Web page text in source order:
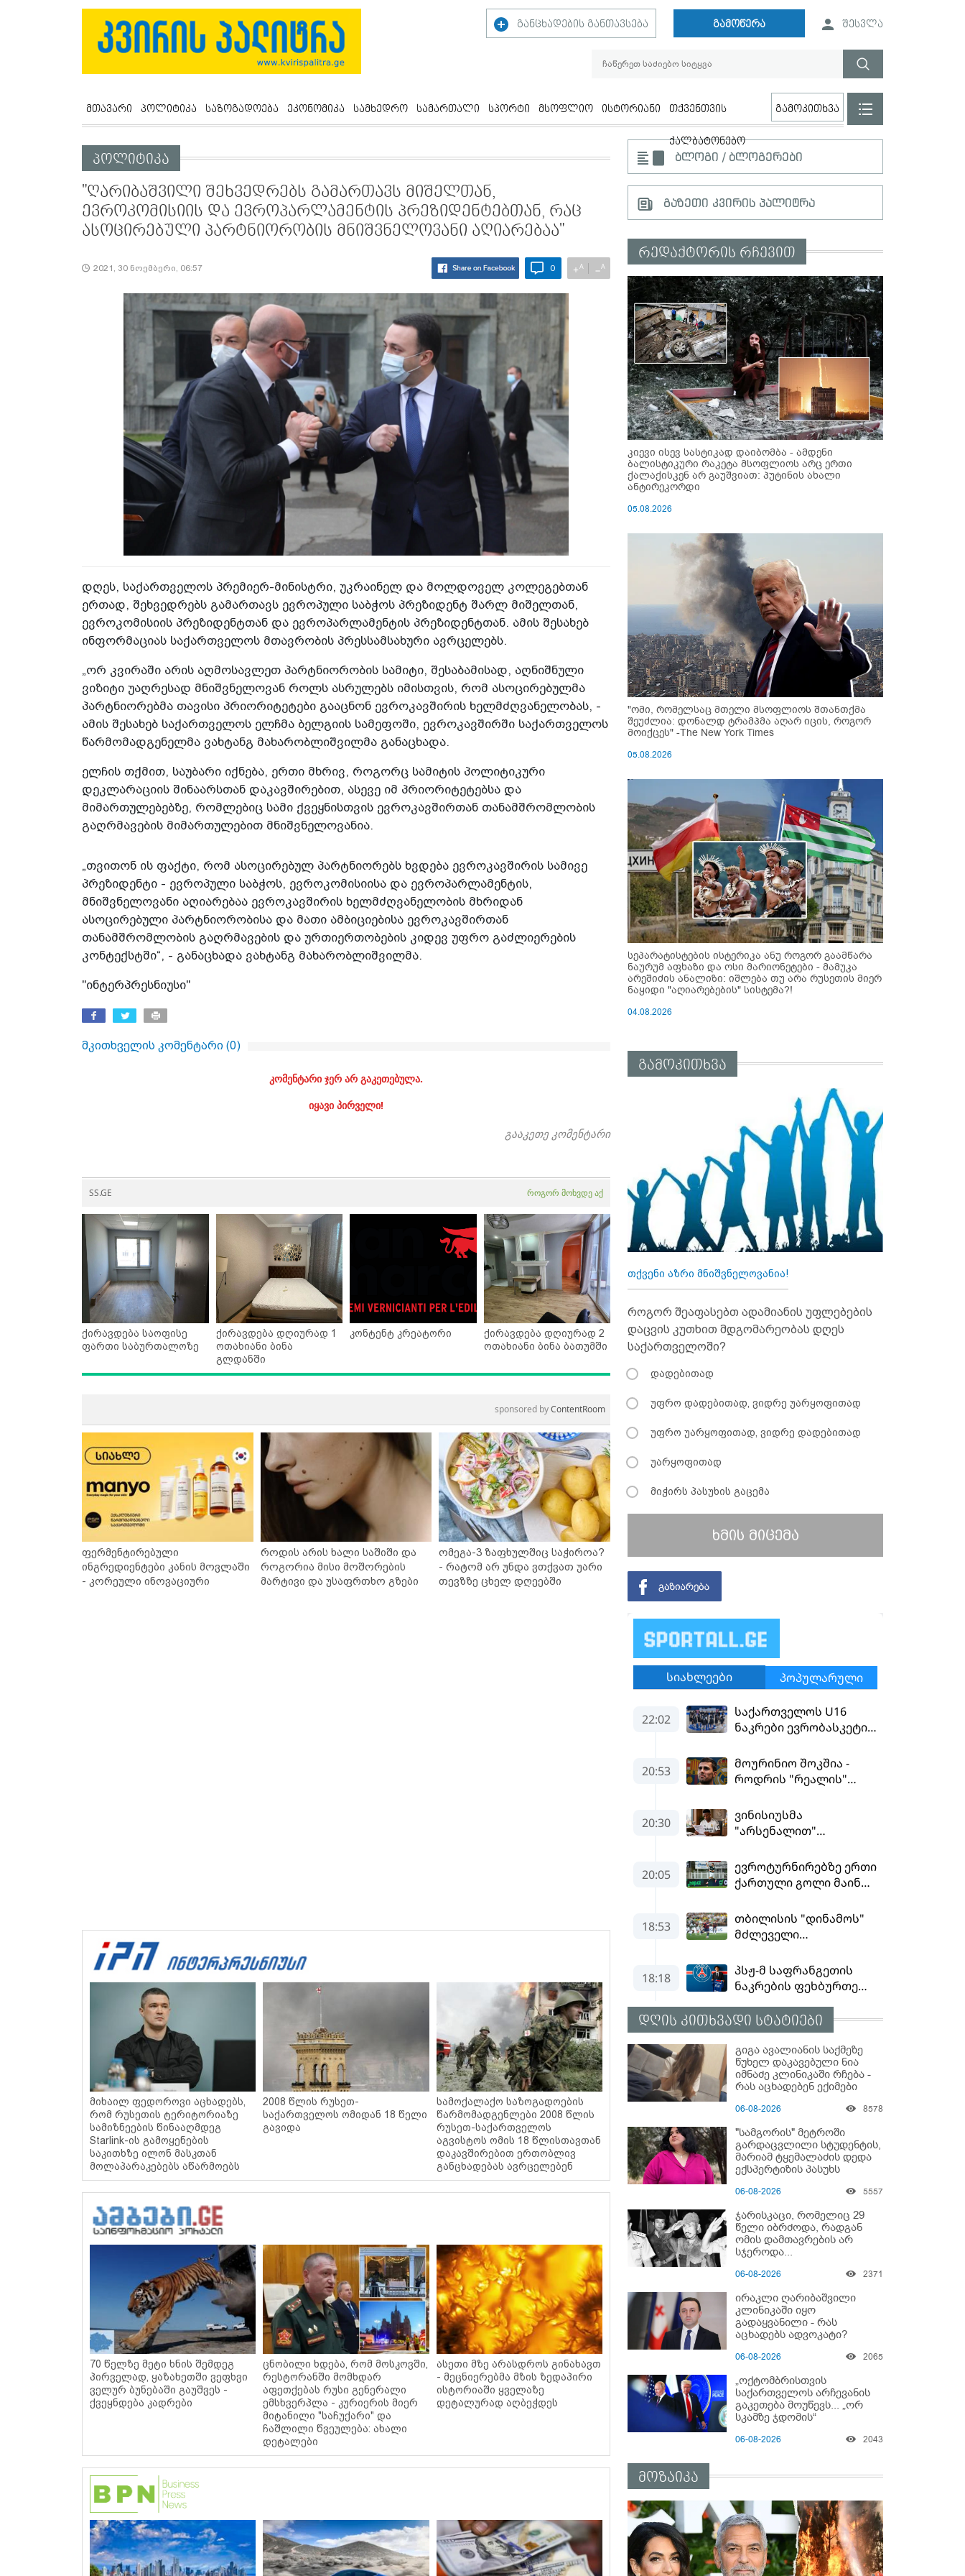
განცხადების განთავსება გამოწერა შესვლა
მთავარი პოლიტიკა საზოგადოება ეკონომიკა სამხედრო სამართალი სპორტი მსოფლიო ისტორიანი თქვენთვის
ქალბატონებო
გამოკითხვა
პოლიტიკა
"ღარიბაშვილი შეხვედრებს გამართავს მიშელთან,
ევროკომისიის და ევროპარლამენტის პრეზიდენტებთან, რაც
ასოცირებული პარტნიორობის მნიშვნელოვანი აღიარებაა"
2021, 30 ნოემბერი, 06:57 0 +A −A
დღეს, საქართველოს პრემიერ-მინისტრი, უკრაინელ და მოლდოველ კოლეგებთან
ერთად, შეხვედრებს გამართავს ევროპული საბჭოს პრეზიდენტ შარლ მიშელთან,
ევროკომისიის პრეზიდენტთან და ევროპარლამენტის პრეზიდენტთან. ამის შესახებ
ინფორმაციას საქართველოს მთავრობის პრესსამსახური ავრცელებს.
„ორ კვირაში არის აღმოსავლეთ პარტნიორობის სამიტი, შესაბამისად, აღნიშნული
ვიზიტი უაღრესად მნიშვნელოვან როლს ასრულებს იმისთვის, რომ ასოცირებულმა
პარტნიორებმა თავისი პრიორიტეტები გააცნონ ევროკავშირის ხელმძღვანელობას, -
ამის შესახებ საქართველოს ელჩმა ბელგიის სამეფოში, ევროკავშირში საქართველოს
წარმომადგენელმა ვახტანგ მახარობლიშვილმა განაცხადა.
ელჩის თქმით, საუბარი იქნება, ერთი მხრივ, როგორც სამიტის პოლიტიკური
დეკლარაციის შინაარსთან დაკავშირებით, ასევე იმ პრიორიტეტებსა და
მიმართულებებზე, რომლებიც სამი ქვეყნისთვის ევროკავშირთან თანამშრომლობის
გაღრმავების მიმართულებით მნიშვნელოვანია.
„თვითონ ის ფაქტი, რომ ასოცირებულ პარტნიორებს ხვდება ევროკავშირის სამივე
პრეზიდენტი - ევროპული საბჭოს, ევროკომისიისა და ევროპარლამენტის,
მნიშვნელოვანი აღიარებაა ევროკავშირის ხელმძღვანელობის მხრიდან
ასოცირებული პარტნიორობისა და მათი ამბიციებისა ევროკავშირთან
თანამშრომლობის გაღრმავების და ურთიერთობების კიდევ უფრო გაძლიერების
კონტექსტში“, - განაცხადა ვახტანგ მახარობლიშვილმა.
"ინტერპრესნიუსი"
მკითხველის კომენტარი (0)
კომენტარი ჯერ არ გაკეთებულა.
იყავი პირველი!
გააკეთე კომენტარი
SS.GE როგორ მოხვდე აქ
ქირავდება საოფისე
ფართი საბურთალოზე
ქირავდება დღიურად 1
ოთახიანი ბინა
გლდანში
კონტენტ კრეატორი
ქირავდება დღიურად 2
ოთახიანი ბინა ბათუმში
sponsored byContentRoom
ფერმენტირებული
ინგრედიენტები კანის მოვლაში
- კორეული ინოვაციური
როდის არის ხალი საშიში და
როგორია მისი მოშორების
მარტივი და უსაფრთხო გზები
ომეგა-3 ზაფხულშიც საჭიროა?
- რატომ არ უნდა ვთქვათ უარი
თევზზე ცხელ დღეებში
მიხაილ ფედოროვი აცხადებს,
რომ რუსეთის ტერიტორიაზე
სამიზნეების წინააღმდეგ
Starlink-ის გამოყენების
საკითხზე ილონ მასკთან
მოლაპარაკებებს აწარმოებს
2008 წლის რუსეთ-
საქართველოს ომიდან 18 წელი
გავიდა
სამოქალაქო საზოგადოების
წარმომადგენლები 2008 წლის
რუსეთ-საქართველოს
აგვისტოს ომის 18 წლისთავთან
დაკავშირებით ერთობლივ
განცხადებას ავრცელებენ
70 წელზე მეტი ხნის შემდეგ
პირველად, ყაზახეთში ვეფხვი
ველურ ბუნებაში გაუშვეს -
ქვეყნდება კადრები
ცნობილი ხდება, რომ მოსკოვში,
რესტორანში მომხდარ
აფეთქებას რუსი გენერალი
ემსხვერპლა - კურიერის მიერ
მიტანილი "საჩუქარი" და
ჩაშლილი წვეულება: ახალი
დეტალები
ასეთი მზე არასდროს გინახავთ
- მეცნიერებმა მზის ზედაპირი
ისტორიაში ყველაზე
დეტალურად აღბეჭდეს
ბლოგი / ბლოგერები
გაზეთი კვირის პალიტრა
რედაქტორის რჩევით
კიევი ისევ სასტიკად დაიბომბა - ამდენი
ბალისტიკური რაკეტა მსოფლიოს არც ერთი
ქალაქისკენ არ გაუშვიათ: პუტინის ახალი
ანტირეკორდი
05.08.2026
"ომი, რომელსაც მთელი მსოფლიოს შთანთქმა
შეუძლია: დონალდ ტრამპმა აღარ იცის, როგორ
მოიქცეს" -The New York Times
05.08.2026
სეპარატისტების ისტერიკა ანუ როგორ გაამწარა
ნაურუმ აფხაზი და ოსი მარიონეტები - მამუკა
არეშიძის ანალიზი: იშლება თუ არა რუსეთის მიერ
ნაყიდი "აღიარებების" სისტემა?!
04.08.2026
გამოკითხვა
თქვენი აზრი მნიშვნელოვანია!
როგორ შეაფასებთ ადამიანის უფლებების
დაცვის კუთხით მდგომარეობას დღეს
საქართველოში?
დადებითად
უფრო დადებითად, ვიდრე უარყოფითად
უფრო უარყოფითად, ვიდრე დადებითად
უარყოფითად
მიჭირს პასუხის გაცემა
ხმის მიცემა
დღის კითხვადი სტატიები
გიგა ავალიანის საქმეზე
წუხელ დაკავებული ნია
იმნაძე კლინიკაში რჩება -
რას აცხადებენ ექიმები
06-08-2026 8578
"სამგორის" მეტროში
გარდაცვლილი სტუდენტის,
მარიამ ტყემალაძის დედა
ექსპერტიზის პასუხს
გოგონას გარდაცვალების
06-08-2026 5557
ჯარისკაცი, რომელიც 29
წელი იბრძოდა, რადგან
ომის დამთავრების არ
სჯეროდა...
06-08-2026 2371
ირაკლი ღარიბაშვილი
კლინიკაში იყო
გადაყვანილი - რას
აცხადებს ადვოკატი?
06-08-2026 2065
„ოქტომბრისთვის
საქართველოს არჩევანის
გაკეთება მოუწევს... „ორ
სკამზე ჯდომის“
დასრულდეს“ - მირიან
06-08-2026 2043
მოზაიკა